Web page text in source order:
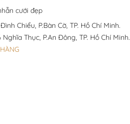
cưới đẹp
Chiểu, P.Bàn Cờ, TP. Hồ Chí Minh.
Thục, P.An Đông, TP. Hồ Chí Minh.